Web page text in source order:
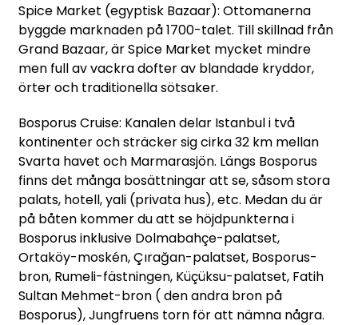
Spice Market (egyptisk Bazaar): Ottomanerna
byggde marknaden på 1700-talet. Till skillnad från
Grand Bazaar, är Spice Market mycket mindre
men full av vackra dofter av blandade kryddor,
örter och traditionella sötsaker.
Bosporus Cruise: Kanalen delar Istanbul i två
kontinenter och sträcker sig cirka 32 km mellan
Svarta havet och Marmarasjön. Längs Bosporus
finns det många bosättningar att se, såsom stora
palats, hotell, yali (privata hus), etc. Medan du är
på båten kommer du att se höjdpunkterna i
Bosporus inklusive Dolmabahçe-palatset,
Ortaköy-moskén, Çırağan-palatset, Bosporus-
bron, Rumeli-fästningen, Küçüksu-palatset, Fatih
Sultan Mehmet-bron ( den andra bron på
Bosporus), Jungfruens torn för att nämna några.